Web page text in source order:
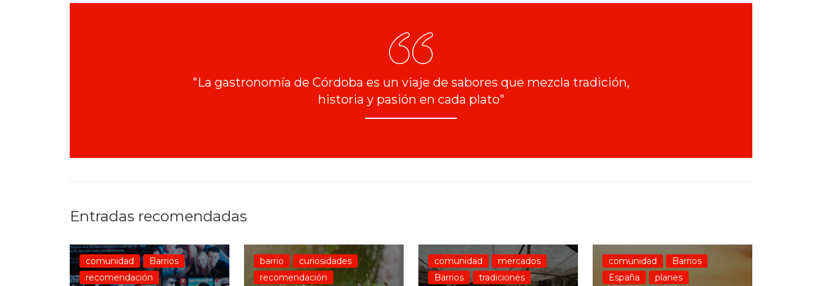
"La gastronomía de Córdoba es un viaje de sabores que mezcla tradición,
historia y pasión en cada plato"
Entradas recomendadas
comunidad
Barrios
recomendación
barrio
curiosidades
recomendación
comunidad
mercados
Barrios
tradiciones
comunidad
Barrios
España
planes